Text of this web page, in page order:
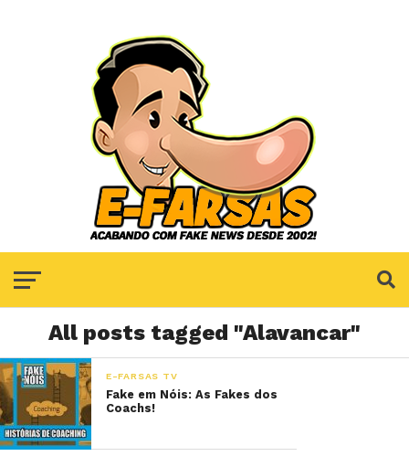
All posts tagged "Alavancar"
E-FARSAS TV
Fake em Nóis: As Fakes dos
Coachs!